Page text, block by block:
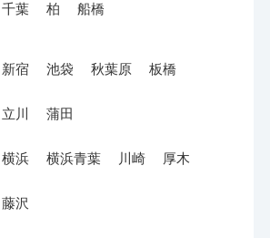
千葉 柏 船橋
新宿 池袋 秋葉原 板橋
立川 蒲田
横浜 横浜青葉 川崎 厚木
藤沢